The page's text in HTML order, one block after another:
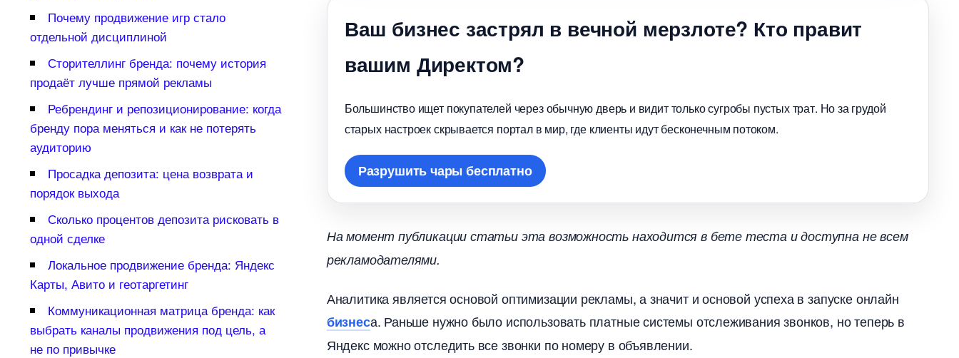
аш бизнес застрял в вечной мерзлоте? Кто правит
ашим Директом?
Большинство ищет покупателей через обычную дверь и видит только сугробы пустых трат. Но за грудой
старых настроек скрывается портал в мир, где клиенты идут бесконечным потоком.
Разрушить чары бесплатно
На момент публикации статьи эта возможность находится в бете теста и доступна не всем
рекламодателями.
Аналитика является основой оптимизации рекламы, а значит и основой успеха в запуске онлайн
изнеса. Раньше нужно было использовать платные системы отслеживания звонков, но теперь
Яндекс можно отследить все звонки по номеру в объявлении.
Почему продвижение игр стало
отдельной дисциплиной
Сторителлинг бренда: почему история
продаёт лучше прямой рекламы
Ребрендинг и репозиционирование: когда
ренду пора меняться и как не потерять
аудиторию
Просадка депозита: цена возврата и
порядок выхода
Сколько процентов депозита рисковать
одной сделке
Локальное продвижение бренда: Яндекс
Карты, Авито и геотаргетин
Коммуникационная матрица бренда: как
ыбрать каналы продвижения под цель, а
не по привычке